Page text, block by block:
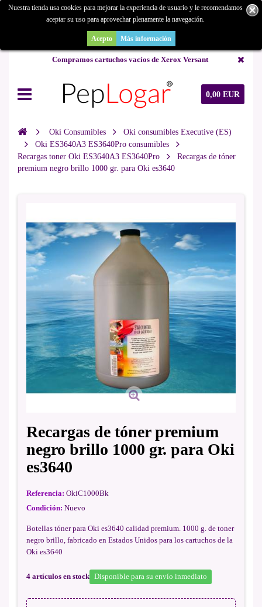
¿Buscas un repuesto de copiadora o buscas una de ocasión y no la
encuentras? Consúltanos.
Compramos cartuchos vacíos de Xerox Versant
0,00 EUR
Nuestra tienda usa cookies para mejorar la experiencia de usuario y le recomendamos
aceptar su uso para aprovechar plenamente la navegación.
Acepto Más información
Oki Consumibles
Oki consumibles Executive (ES)
Oki ES3640A3 ES3640Pro consumibles
Recargas toner Oki ES3640A3 ES3640Pro
Recargas de tóner
premium negro brillo 1000 gr. para Oki es3640
Recargas de tóner premium
negro brillo 1000 gr. para Oki
es3640
Referencia: OkiC1000Bk
Condición: Nuevo
Botellas tóner para Oki es3640 calidad premium. 1000 g. de toner
negro brillo, fabricado en Estados Unidos para los cartuchos de la
Oki es3640
4 artículos en stock Disponible para su envío inmediato